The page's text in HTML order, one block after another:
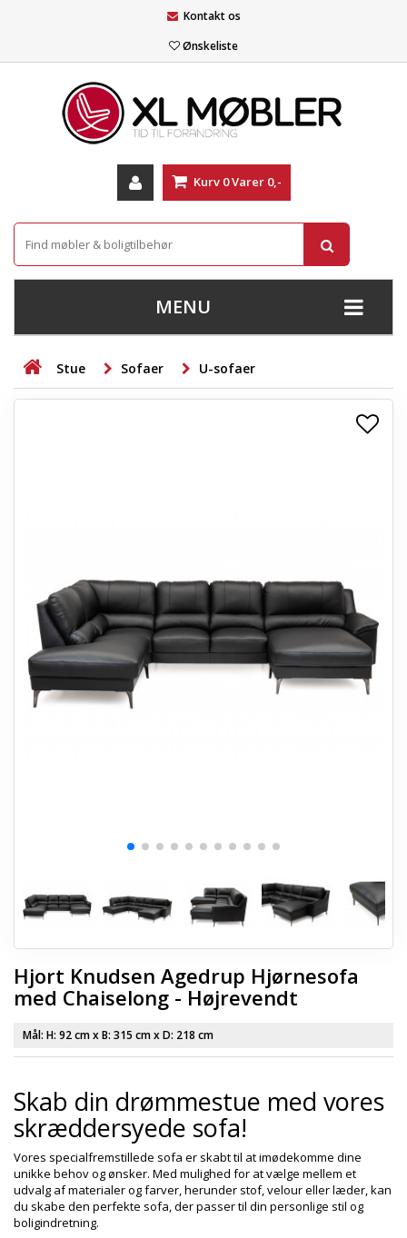
Kontakt os
Ønskeliste
Kurv 0Varer 0,-
MENU
+
STUE
+
LAMPER
+
ENTREMØBLER
+
HAVEMØBLER
OUTLET
Stue Sofaer U-sofaer
Hjort Knudsen Agedrup Hjørnesofa
med Chaiselong - Højrevendt
Mål: H: 92 cmx B: 315 cmx D: 218 cm
Skab din drømmestue med vores
skræddersyede sofa!
Vores specialfremstillede sofa er skabt til at imødekomme dine
unikke behov og ønsker. Med mulighed for at vælge mellem et
udvalg af materialer og farver, herunder stof, velour eller læder, kan
du skabe den perfekte sofa, der passer til din personlige stil og
boligindretning.